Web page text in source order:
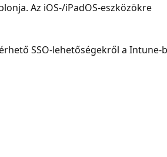
Az iOS-/iPadOS-eszközökre
SSO-lehetőségekről a Intune-